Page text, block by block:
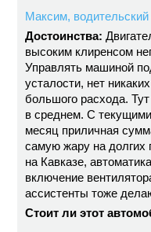
Максим, водительский
Достоинства:
высоким клиренсом
Управлять машиной
усталости, нет
большого расхода.
в среднем. С
месяц приличная
самую жару на
на Кавказе,
включение
ассистенты тоже
Стоит ли этот